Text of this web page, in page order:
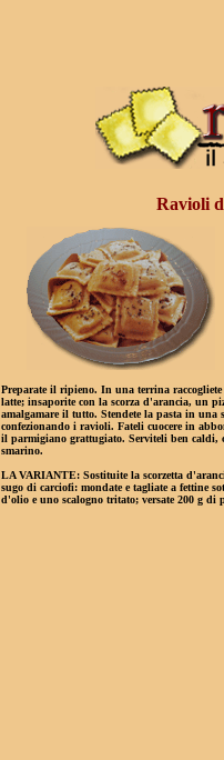
Ravioli
Preparate il ripieno. In una terrina
latte; insaporite con la scorza d'arancia, un
amalgamare il tutto. Stendete la pasta in
confezionando i ravioli. Fateli cuocere in
il par­migiano grattugiato. Serviteli ben caldi,
smarino.
LA VARIANTE: Sostituite la scorzetta
sugo di carciofi: mondate e tagliate a fettine
d'olio e uno scalogno tritato; versate 200 g